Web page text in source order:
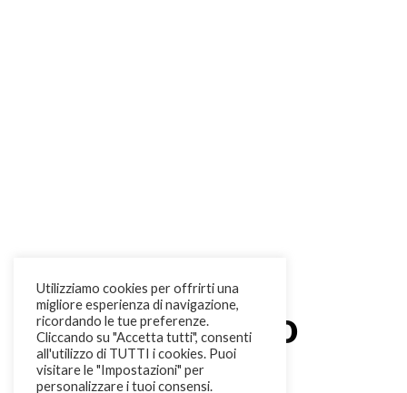
Chi siamo
Utilizziamo cookies per offrirti una
migliore esperienza di navigazione,
ricordando le tue preferenze.
Cliccando su "Accetta tutti", consenti
all'utilizzo di TUTTI i cookies. Puoi
visitare le "Impostazioni" per
personalizzare i tuoi consensi.